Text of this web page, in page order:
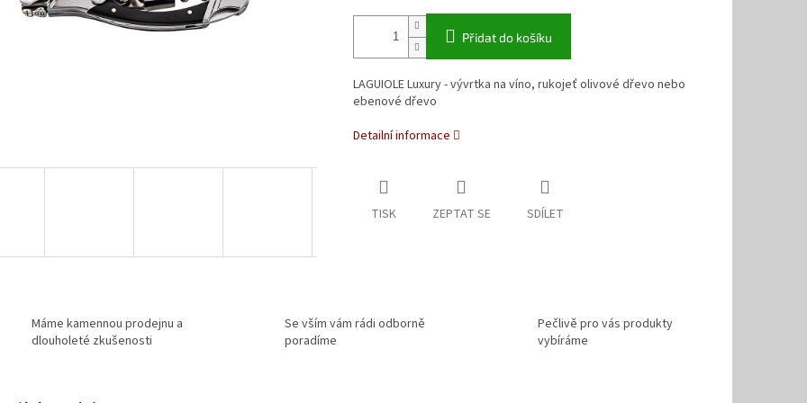
Přidat do košíku
LAGUIOLE Luxury - vývrtka na víno, rukojeť olivové dřevo nebo
ebenové dřevo
Detailní informace
TISK ZEPTAT SE SDÍLET
Máme kamennou prodejnu a
dlouholeté zkušenosti
Se vším vám rádi odborně
poradíme
Pečlivě pro vás produkty
vybíráme